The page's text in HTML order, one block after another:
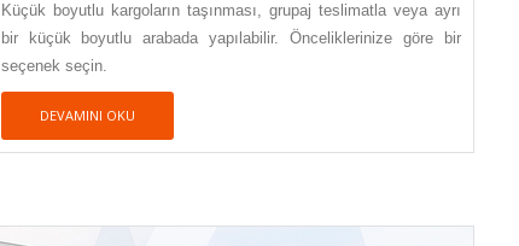
Küçük boyutlu kargoların taşınması, grupaj teslimatla veya ayrı
bir küçük boyutlu arabada yapılabilir. Önceliklerinize göre bir
seçenek seçin.
DEVAMINI OKU